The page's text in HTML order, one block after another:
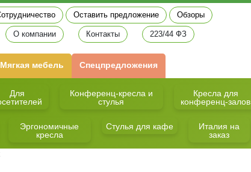
Оставить предложение Обзоры
О компании Контакты 223/44 ФЗ
Мягкая мебель Спецпредложения
Для
Конференц-кресла и
стулья
Кресла для
конференц-залов
Эргономичные
кресла
Стулья для кафе
Италия на
заказ